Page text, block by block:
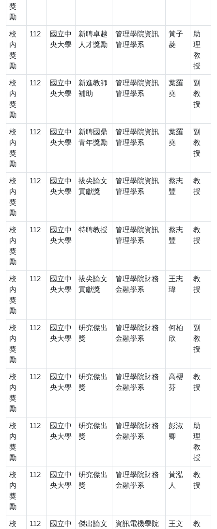
獎
勵
校
內
獎
勵
112
國立中
央大學
新聘卓越
人才獎勵
管理學院資訊
管理學系
黃子
菱
助
理
教
授
校
內
獎
勵
112
國立中
央大學
新進教師
補助
管理學院資訊
管理學系
葉羅
堯
副
教
授
校
內
獎
勵
112
國立中
央大學
新聘國鼎
青年獎勵
管理學院資訊
管理學系
葉羅
堯
副
教
授
校
內
獎
勵
112
國立中
央大學
拔尖論文
貢獻獎
管理學院資訊
管理學系
蔡志
豐
教
授
校
內
獎
勵
112
國立中
央大學
特聘教授
管理學院資訊
管理學系
蔡志
豐
教
授
校
內
獎
勵
112
國立中
央大學
拔尖論文
貢獻獎
管理學院財務
金融學系
王志
瑋
教
授
校
內
獎
勵
112
國立中
央大學
研究傑出
獎
管理學院財務
金融學系
何柏
欣
副
教
授
校
內
獎
勵
112
國立中
央大學
研究傑出
獎
管理學院財務
金融學系
高櫻
芬
教
授
校
內
獎
勵
112
國立中
央大學
研究傑出
獎
管理學院財務
金融學系
彭淑
卿
助
理
教
授
校
內
獎
勵
112
國立中
央大學
研究傑出
獎
管理學院財務
金融學系
黃泓
人
教
授
校 112 國立中 傑出論文 資訊電機學院 王文 教